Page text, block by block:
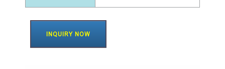
INQUIRY NOW